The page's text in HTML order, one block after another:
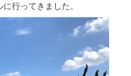
行ってきました。